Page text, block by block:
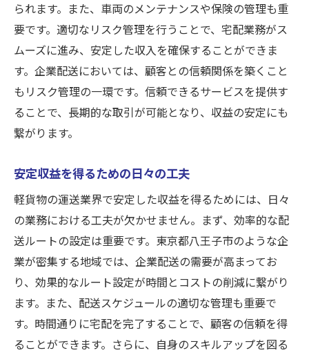
られます。また、車両のメンテナンスや保険の管理も重
要です。適切なリスク管理を行うことで、宅配業務がス
ムーズに進み、安定した収入を確保することができま
す。企業配送においては、顧客との信頼関係を築くこと
もリスク管理の一環です。信頼できるサービスを提供す
ることで、長期的な取引が可能となり、収益の安定にも
繋がります。
安定収益を得るための日々の工夫
軽貨物の運送業界で安定した収益を得るためには、日々
の業務における工夫が欠かせません。まず、効率的な配
送ルートの設定は重要です。東京都八王子市のような企
業が密集する地域では、企業配送の需要が高まってお
り、効果的なルート設定が時間とコストの削減に繋がり
ます。また、配送スケジュールの適切な管理も重要で
す。時間通りに宅配を完了することで、顧客の信頼を得
ることができます。さらに、自身のスキルアップを図る